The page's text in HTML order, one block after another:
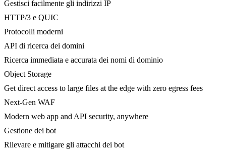
Gestisci facilmente gli indirizzi IP
HTTP/3 e QUIC
Protocolli moderni
API di ricerca dei domini
Ricerca immediata e accurata dei nomi di dominio
Object Storage
Get direct access to large files at the edge with zero egress fees
Next-Gen WAF
Modern web app and API security, anywhere
Gestione dei bot
Rilevare e mitigare gli attacchi dei bot